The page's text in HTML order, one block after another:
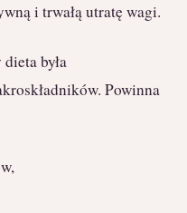
i trwałą utratę wagi.
była
Powinna